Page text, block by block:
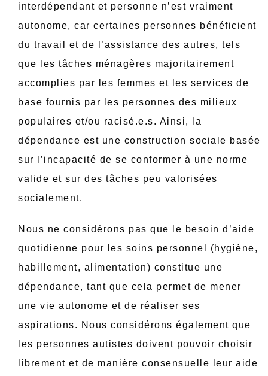
interdépendant et personne n’est vraiment
autonome, car certaines personnes bénéficient
du travail et de l’assistance des autres, tels
que les tâches ménagères majoritairement
accomplies par les femmes et les services de
base fournis par les personnes des milieux
populaires et/ou racisé.e.s. Ainsi, la
dépendance est une construction sociale basée
sur l’incapacité de se conformer à une norme
valide et sur des tâches peu valorisées
socialement.
Nous ne considérons pas que le besoin d’aide
quotidienne pour les soins personnel (hygiène,
habillement, alimentation) constitue une
dépendance, tant que cela permet de mener
une vie autonome et de réaliser ses
aspirations. Nous considérons également que
les personnes autistes doivent pouvoir choisir
librement et de manière consensuelle leur aide